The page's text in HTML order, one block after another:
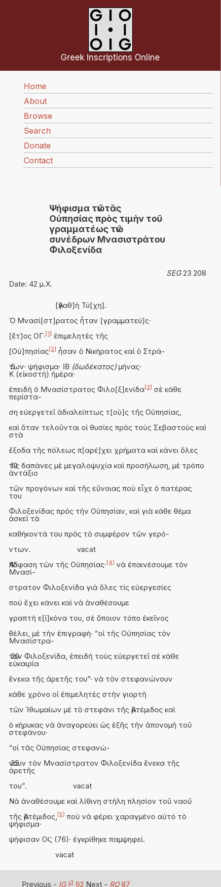
Skip to main content
Ψήφισμα τῶν τᾶς
Οὐπησίας πρὸς τιμὴν τοῦ
γραμματέως τῶν
συνέδρων Μνασιστράτου
Φιλοξενίδα
SEG23 208
Date: 42 μ.Χ.
[Ἀγαθ]ὴ Τύ[χη].
Ὁ Μνασί[στ]ρατος ἦταν [γραμματεύ]ς·
[ἔτ]ος ΟΓ· [1] ἐπιμελητὲς τῆς
[Οὐ]πησίας [2] ἦσαν ὁ Νικήρατος καὶ ὁ Στρά-
5
των· ψήφισμα· ΙΒ (δωδέκατος)μήνας·
Κ (εἰκοστὴ) ἡμέρα·
ἐπειδὴ ὁ Μνασίστρατος Φιλο[ξ]ενίδα[3] σὲ κάθε
περίστα-
ση εὐεργετεῖ ἀδιαλείπτως τ[οὺ]ς τῆς Οὐπησίας,
καὶ ὅταν τελοῦνται οἱ θυσίες πρὸς τοὺς Σεβαστοὺς καὶ
στὰ
ἔξοδα τῆς πόλεως π[αρέ]χει χρήματα καὶ κάνει ὅλες
10
τὶς δαπάνες μὲ μεγαλοψυχία καὶ προσήλωση, μὲ τρόπο
ἀντάξιο
τῶν προγόνων καὶ τῆς εὔνοιας ποὺ εἶχε ὁ πατέρας
του
Φιλοξενίδας πρὸς τὴν Οὐπησίαν, καὶ γιὰ κάθε θέμα
ἀσκεῖ τὰ
καθήκοντά του πρὸς τὸ συμφέρον τῶν γερό-
ντων.
vacat
15
Ἀπόφαση τῶν τῆς Οὐπησίας· [4] νὰ ἐπαινέσουμε τὸν
Μνασί-
στρατον Φιλοξενίδα γιὰ ὅλες τὶς εὐεργεσίες
ποὺ ἔχει κάνει καὶ νὰ ἀναθέσουμε
γραπτὴ ε[ἰ]κόνα του, σὲ ὅποιον τόπο ἐκεῖνος
θέλει, μὲ τὴν ἐπιγραφή· “οἱ τῆς Οὐπησίας τὸν
Μνασίστρα-
20
τον Φιλοξενίδα, ἐπειδὴ τοὺς εὐεργετεῖ σὲ κάθε
εὐκαιρία
ἕνεκα τῆς ἀρετῆς του”· νὰ τὸν στεφανώνουν
κάθε χρόνο οἱ ἐπιμελητὲς στὴν γιορτὴ
τῶν Ἰθωμαίων μὲ τὸ στεφάνι τῆς Ἀρτέμιδος καὶ
ὁ κήρυκας νὰ ἀναγορεύει ὡς ἑξῆς τὴν ἀπονομὴ τοῦ
στεφάνου·
“οἱ τᾶς Οὐπησίας στεφανώ-
25
νουν τὸν Μνασίστρατον Φιλοξενίδα ἕνεκα τῆς
ἀρετῆς
του”.
vacat
Νὰ ἀναθέσουμε καὶ λίθινη στήλη πλησίον τοῦ ναοῦ
τῆς Ἀρτέμιδος, [5] ποὺ νὰ φέρει χαραγμένο αὐτό τὸ
ψήφισμα·
ψήφισαν ΟϚ (76)· ἐγκρίθηκε παμψηφεί.
vacat
Greek Inscriptions Online
Main navigation
Home
About
Browse
Search
Donate
Contact
Previous - IGI3 92 Next - RO87